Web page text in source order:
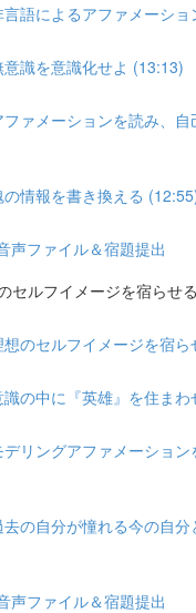
語によるアファメーショ
識を意識化せよ (13:13)
ァメーションを読み、自
情報を書き換える
ファイル＆宿題提出
ルフイメージを宿らせる
のセルフイメージを宿ら
の中に『英雄』を住まわ
リングアファメーション
の自分が憧れる今の自分
ファイル＆宿題提出